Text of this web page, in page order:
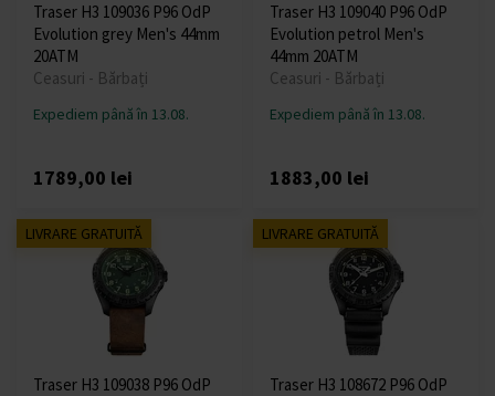
Traser H3 109036 P96 OdP
Evolution grey Men's 44mm
20ATM
Ceasuri - Bărbați
Expediem până în 13.08.
1789,00 lei
Traser H3 109040 P96 OdP
Evolution petrol Men's
44mm 20ATM
Ceasuri - Bărbați
Expediem până în 13.08.
1883,00 lei
LIVRARE GRATUITĂ
Traser H3 109038 P96 OdP
LIVRARE GRATUITĂ
Traser H3 108672 P96 OdP